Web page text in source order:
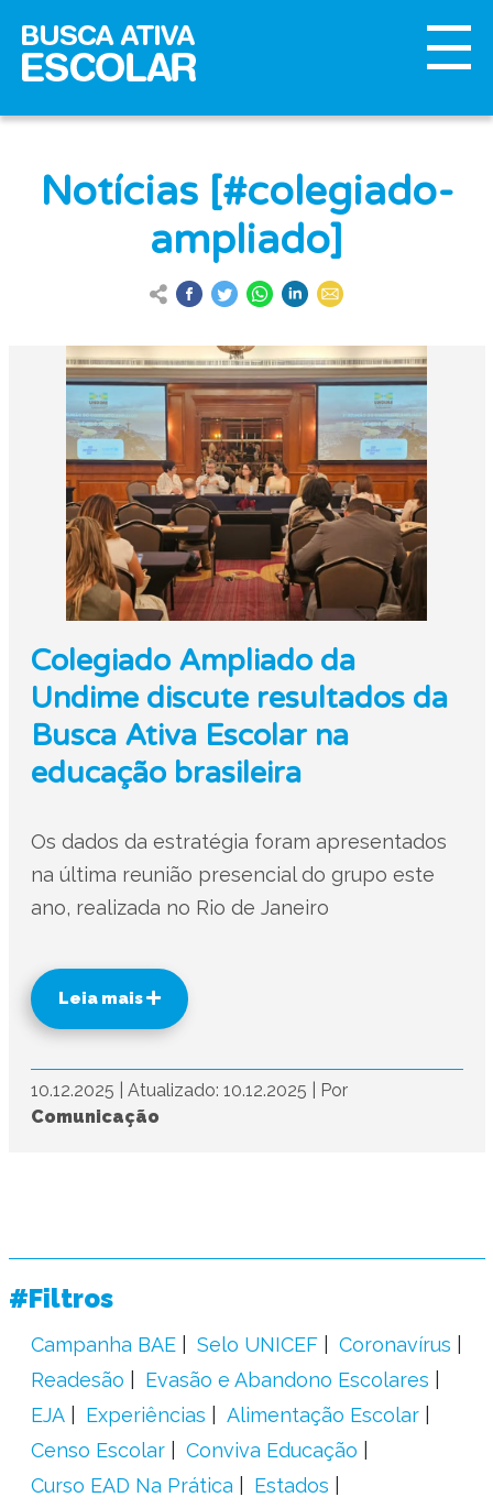
Notícias [#colegiado-
ampliado]
Colegiado Ampliado da
Undime discute resultados da
Busca Ativa Escolar na
educação brasileira
Os dados da estratégia foram apresentados
na última reunião presencial do grupo este
ano, realizada no Rio de Janeiro
Leia mais
10.12.2025 Atualizado: 10.12.2025
Por
Comunicação
#Filtros
Campanha BAE Selo UNICEF
Coronavírus
Readesão
Evasão e Abandono Escolares
EJA
Experiências
Alimentação Escolar
Censo Escolar
Conviva Educação
Curso EAD Na Prática
Estados